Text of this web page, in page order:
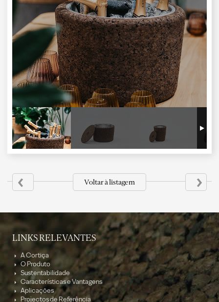
‹ Voltar à listagem ›
LINKS RELEVANTES
A Cortiça
O Produto
Sustentabilidade
Características e Vantagens
Aplicações
Projectos de Referência